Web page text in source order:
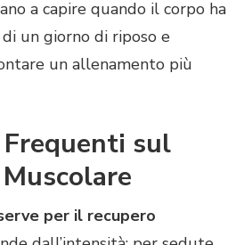
a capire quando il corpo ha
un giorno di riposo e
un allenamento più
sul
per il recupero